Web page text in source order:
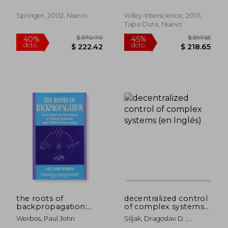
$ 251.25
Springer, 2002, Nuevo
Wiley-Interscience, 2001,
Tapa Dura, Nuevo
the roots of
backpropagation:
from ordered
derivatives to neural
Werbos, Paul John
decentralized control
of complex systems
(en Inglés)
Siljak, Dragoslav D. ;